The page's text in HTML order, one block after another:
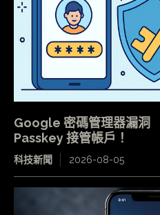
Google 密碼管理器漏洞
Passkey 接管帳戶！
科技新聞 2026-08-05